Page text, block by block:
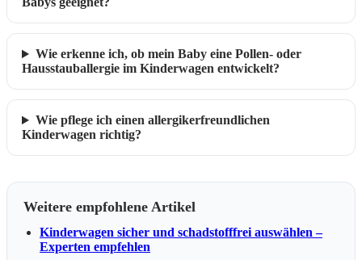
Wie erkenne ich, ob mein Baby eine Pollen- oder
Hausstauballergie im Kinderwagen entwickelt?
Wie pflege ich einen allergikerfreundlichen
Kinderwagen richtig?
Weitere empfohlene Artikel
Kinderwagen sicher und schadstofffrei auswählen –
Experten empfehlen